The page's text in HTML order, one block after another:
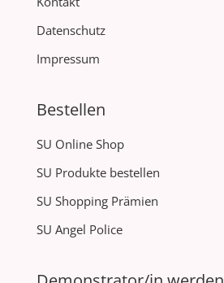
Datenschutz
Impressum
Bestellen
SU Online Shop
SU Produkte bestellen
SU Shopping Prämien
SU Angel Police